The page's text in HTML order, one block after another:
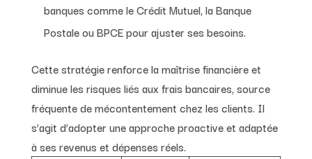
banques comme le Crédit Mutuel, la Banque
Postale ou BPCE pour ajuster ses besoins.
Cette stratégie renforce la maîtrise financière et
diminue les risques liés aux frais bancaires, source
fréquente de mécontentement chez les clients. Il
s’agit d’adopter une approche proactive et adaptée
à ses revenus et dépenses réels.